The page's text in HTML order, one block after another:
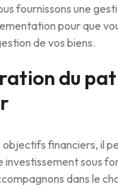
fournissons une
pour que
de vos biens.
du
objectifs financiers, il
sous
dans le